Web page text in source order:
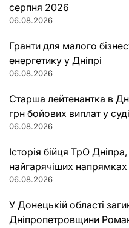
серпня 2026
06.08.2026
Гранти для малого
енергетику у Дніпрі
06.08.2026
Старша лейтенантка в
грн бойових виплат у суді
06.08.2026
Історія бійця ТрО
найгарячіших напрямках
06.08.2026
У Донецькій області
Дніпропетровщини